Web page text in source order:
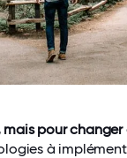
pour changer
à